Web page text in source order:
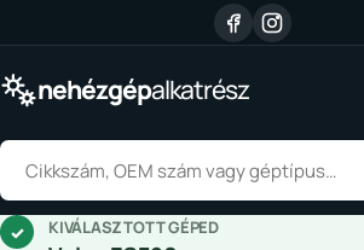
nehézgépalkatrész
Alkatrész keresése
✓ KIVÁLASZTOTT GÉPED